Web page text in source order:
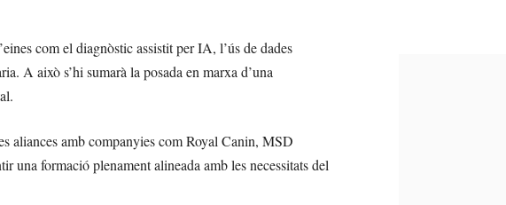
com el diagnòstic assistit per IA, l’ús de dades
A això s’hi sumarà la posada en marxa d’una
aliances amb companyies com Royal Canin, MSD
formació plenament alineada amb les necessitats del